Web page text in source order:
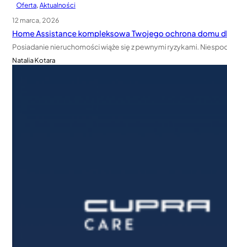
Oferta, Aktualności
12 marca, 2026
Home Assistance kompleksowa Twojego ochrona domu
Posiadanie nieruchomości wiąże się z pewnymi ryzykami.
Natalia Kotara